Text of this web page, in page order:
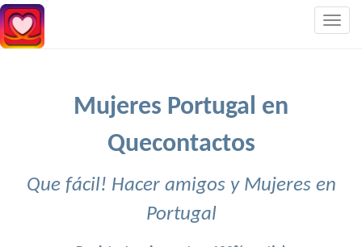
Mujeres Portugal en
Quecontactos
Que fácil! Hacer amigos y Mujeres en
Portugal